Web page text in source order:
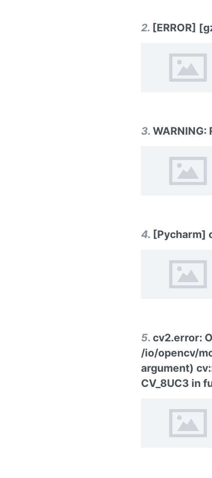
2. [ERROR]
3. WARNING:
4. [Pycharm]
5. cv2.error:
/io/opencv/
argument)
CV_8UC3 in